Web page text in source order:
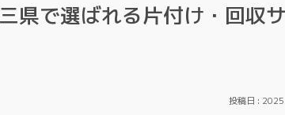
県で選ばれる片付け・回収